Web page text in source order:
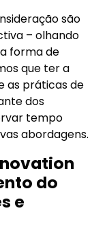
são
– olhando
forma de
que ter a
as práticas de
dos
tempo
abordagens.
do
e